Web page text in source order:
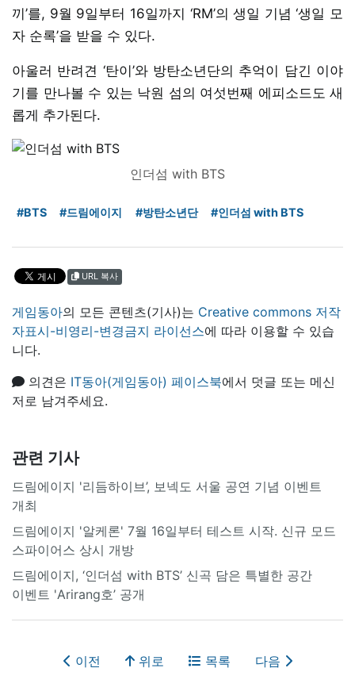
끼’를, 9월 9일부터 16일까지 ‘RM’의 생일 기념 ‘생일 모
자 순록’을 받을 수 있다.
아울러 반려견 ‘탄이’와 방탄소년단의 추억이 담긴 이야
기를 만나볼 수 있는 낙원 섬의 여섯번째 에피소드도 새
롭게 추가된다.
인더섬 with BTS
#BTS #드림에이지 #방탄소년단 #인더섬 with BTS
URL 복사
게임동아의 모든 콘텐츠(기사)는 Creative commons 저작
자표시-비영리-변경금지 라이선스에 따라 이용할 수 있습
니다.
의견은 IT동아(게임동아) 페이스북에서 덧글 또는 메신
저로 남겨주세요.
관련 기사
드림에이지 '리듬하이브’, 보넥도 서울 공연 기념 이벤트
개최
드림에이지 '알케론' 7월 16일부터 테스트 시작. 신규 모드
스파이어스 상시 개방
드림에이지, ‘인더섬 with BTS’ 신곡 담은 특별한 공간
이벤트 'Arirang호’ 공개
이전 위로 목록 다음